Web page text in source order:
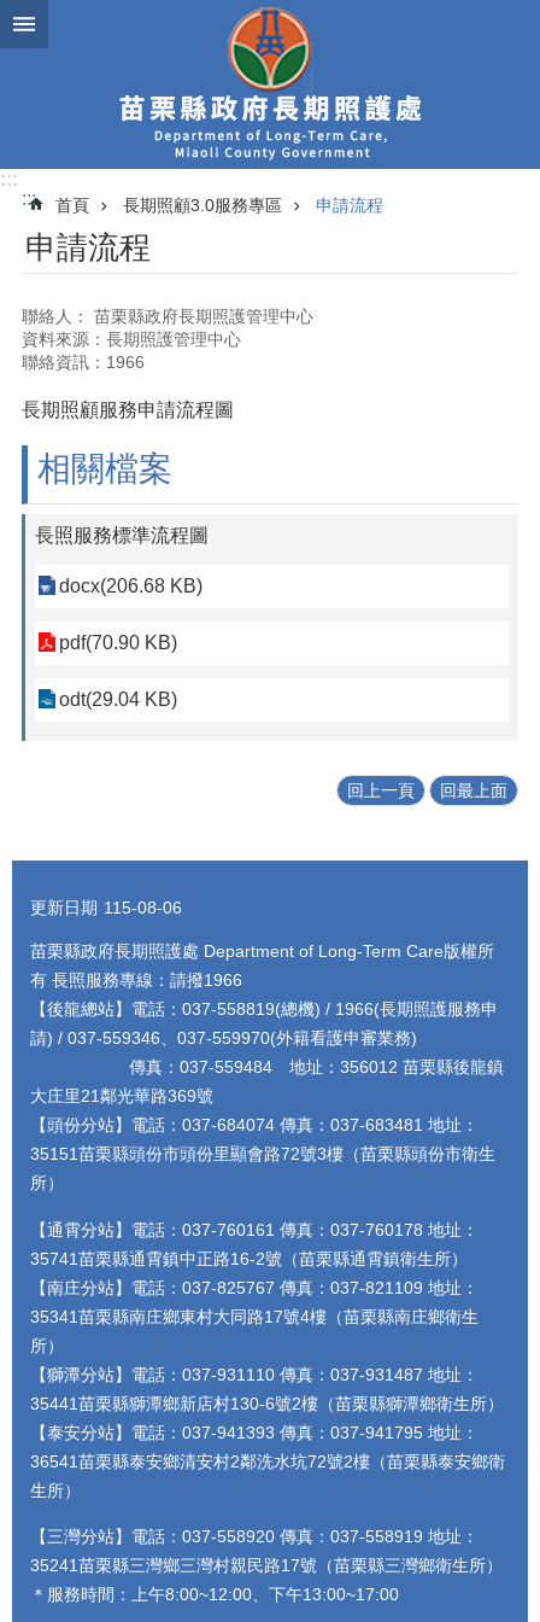
跳到主要內容區塊
:::
:::
首頁 長期照顧3.0服務專區 申請流程
申請流程
聯絡人： 苗栗縣政府長期照護管理中心
資料來源：長期照護管理中心
聯絡資訊：1966
長期照顧服務申請流程圖
相關檔案
長照服務標準流程圖
docx(206.68 KB)
pdf(70.90 KB)
odt(29.04 KB)
回上一頁 回最上面
:::
更新日期 115-08-06
苗栗縣政府長期照護處 Department of Long-Term Care版權所
有 長照服務專線：請撥1966
【後龍總站】電話：037-558819(總機) / 1966(長期照護服務申
請) / 037-559346、037-559970(外籍看護申審業務)
傳真：037-559484 地址：356012 苗栗縣後龍鎮
大庄里21鄰光華路369號
【頭份分站】電話：037-684074 傳真：037-683481 地址：
35151苗栗縣頭份市頭份里顯會路72號3樓（苗栗縣頭份市衛生
所）
【通霄分站】電話：037-760161 傳真：037-760178 地址：
35741苗栗縣通霄鎮中正路16-2號（苗栗縣通霄鎮衛生所）
【南庄分站】電話：037-825767 傳真：037-821109 地址：
35341苗栗縣南庄鄉東村大同路17號4樓（苗栗縣南庄鄉衛生
所）
【獅潭分站】電話：037-931110 傳真：037-931487 地址：
35441苗栗縣獅潭鄉新店村130-6號2樓（苗栗縣獅潭鄉衛生所）
【泰安分站】電話：037-941393 傳真：037-941795 地址：
36541苗栗縣泰安鄉清安村2鄰洗水坑72號2樓（苗栗縣泰安鄉衛
生所）
【三灣分站】電話：037-558920 傳真：037-558919 地址：
35241苗栗縣三灣鄉三灣村親民路17號（苗栗縣三灣鄉衛生所）
＊服務時間：上午8:00~12:00、下午13:00~17:00